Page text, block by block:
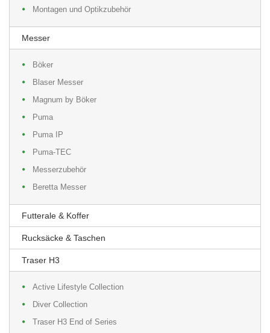
Montagen und Optikzubehör
Messer
Böker
Blaser Messer
Magnum by Böker
Puma
Puma IP
Puma-TEC
Messerzubehör
Beretta Messer
Futterale & Koffer
Rucksäcke & Taschen
Traser H3
Active Lifestyle Collection
Diver Collection
Traser H3 End of Series